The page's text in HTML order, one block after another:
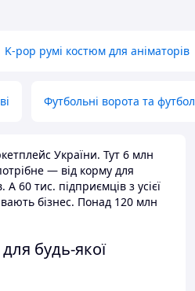
K-pop румі костюм для аніматорів
Футбольні ворота та
України. Тут 6 млн
— від корму для
60 тис. підприємців з усієї
бізнес. Понад 120 млн
будь-якої